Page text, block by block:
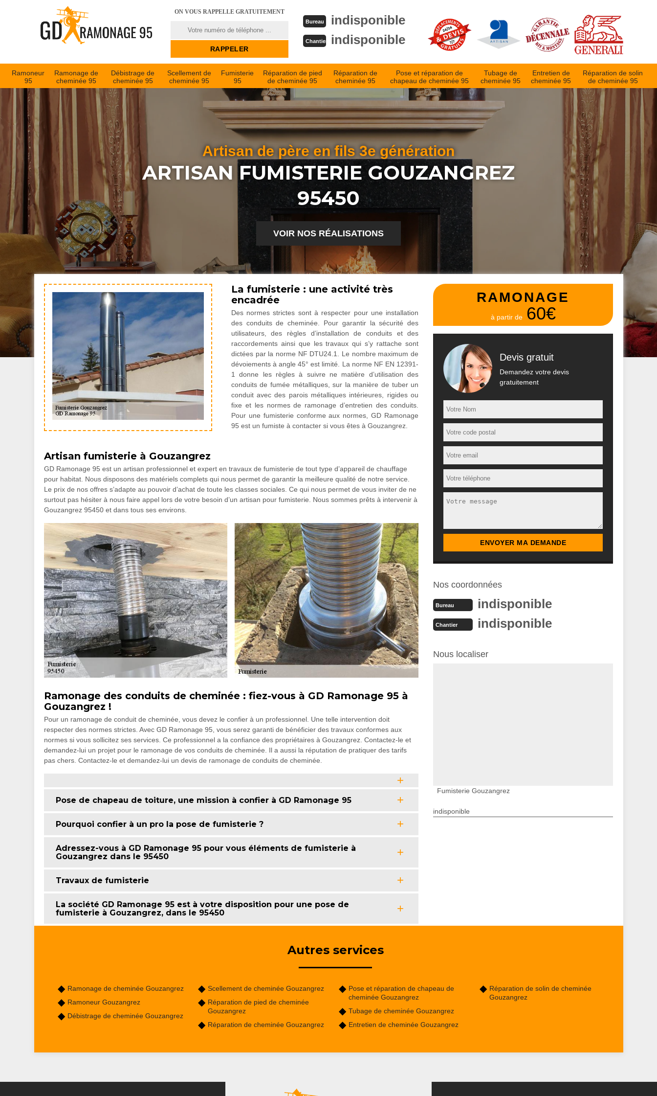
ON VOUS RAPPELLE GRATUITEMENT
Bureau indisponible
Chantier indisponible
Ramoneur
95
Ramonage de
cheminée 95
Débistrage de
cheminée 95
Scellement de
cheminée 95
Fumisterie
95
Réparation de pied
de cheminée 95
Réparation de
cheminée 95
Pose et réparation de
chapeau de cheminée 95
Tubage de
cheminée 95
Entretien de
cheminée 95
Réparation de solin
de cheminée 95
Artisan de père en fils 3e génération
ARTISAN FUMISTERIE GOUZANGREZ
95450
VOIR NOS RÉALISATIONS
La fumisterie : une activité très
encadrée
Des normes strictes sont à respecter pour une installation
des conduits de cheminée. Pour garantir la sécurité des
utilisateurs, des règles d’installation de conduits et des
raccordements ainsi que les travaux qui s’y rattache sont
dictées par la norme NF DTU24.1. Le nombre maximum de
dévoiements à angle 45° est limité. La norme NF EN 12391-
1 donne les règles à suivre ne matière d’utilisation des
conduits de fumée métalliques, sur la manière de tuber un
conduit avec des parois métalliques intérieures, rigides ou
fixe et les normes de ramonage d’entretien des conduits.
Pour une fumisterie conforme aux normes, GD Ramonage
95 est un fumiste à contacter si vous êtes à Gouzangrez.
Artisan fumisterie à Gouzangrez
GD Ramonage 95 est un artisan professionnel et expert en travaux de fumisterie de tout type d’appareil de chauffage
pour habitat. Nous disposons des matériels complets qui nous permet de garantir la meilleure qualité de notre service.
Le prix de nos offres s’adapte au pouvoir d’achat de toute les classes sociales. Ce qui nous permet de vous inviter de ne
surtout pas hésiter à nous faire appel lors de votre besoin d’un artisan pour fumisterie. Nous sommes prêts à intervenir à
Gouzangrez 95450 et dans tous ses environs.
Ramonage des conduits de cheminée : fiez-vous à GD Ramonage 95 à
Gouzangrez !
Pour un ramonage de conduit de cheminée, vous devez le confier à un professionnel. Une telle intervention doit
respecter des normes strictes. Avec GD Ramonage 95, vous serez garanti de bénéficier des travaux conformes aux
normes si vous sollicitez ses services. Ce professionnel a la confiance des propriétaires à Gouzangrez. Contactez-le et
demandez-lui un projet pour le ramonage de vos conduits de cheminée. Il a aussi la réputation de pratiquer des tarifs
pas chers. Contactez-le et demandez-lui un devis de ramonage de conduits de cheminée.
Pose de chapeau de toiture, une mission à confier à GD Ramonage 95
Pourquoi confier à un pro la pose de fumisterie ?
Adressez-vous à GD Ramonage 95 pour vous éléments de fumisterie à
Gouzangrez dans le 95450
Travaux de fumisterie
La société GD Ramonage 95 est à votre disposition pour une pose de
fumisterie à Gouzangrez, dans le 95450
RAMONAGE
à partir de 60€
Devis gratuit
Demandez votre devis
gratuitement
Nos coordonnées
Bureau indisponible
Chantier indisponible
Nous localiser
Fumisterie Gouzangrez
indisponible
Autres services
Ramonage de cheminée Gouzangrez
Ramoneur Gouzangrez
Débistrage de cheminée Gouzangrez
Scellement de cheminée Gouzangrez
Réparation de pied de cheminée
Gouzangrez
Réparation de cheminée Gouzangrez
Pose et réparation de chapeau de
cheminée Gouzangrez
Tubage de cheminée Gouzangrez
Entretien de cheminée Gouzangrez
Réparation de solin de cheminée
Gouzangrez